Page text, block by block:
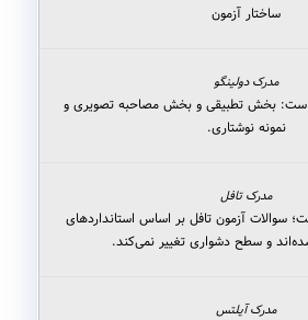
ساختار آزمون
بخش تطبیقی و بخش مصاحبه تصویری و
نمونه نوشتاری.
است؛ سوالات آزمون تافل بر اساس استانداردهای
و سطح دشواری تغییر نمی‌کند.